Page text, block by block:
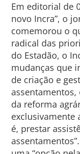
Em editorial de
novo Incra”, o
comemorou o
radical das
do Estadão, o
mudanças que
de criação e
assentamentos,
da reforma
exclusivamente
é, prestar